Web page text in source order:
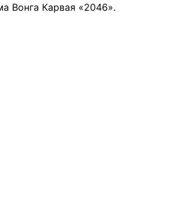
Вонга Карвая «2046».